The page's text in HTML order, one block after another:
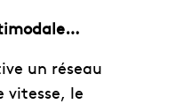
un réseau
vitesse, le